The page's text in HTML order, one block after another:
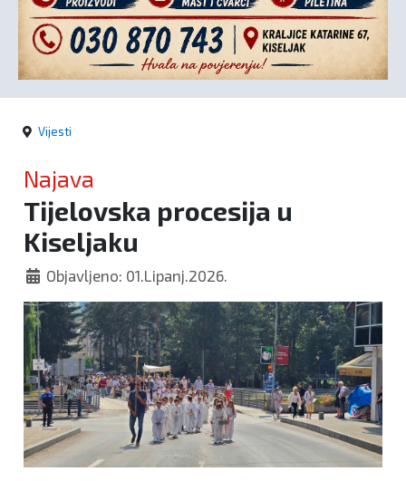
kronika
Politika
Vijesti
Najava
Tijelovska procesija u
Kiseljaku
Objavljeno: 01.Lipanj.2026.